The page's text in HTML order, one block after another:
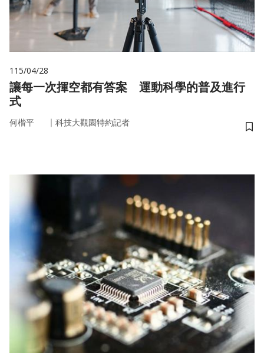
115/04/28
讓每一次揮空都有答案 運動科學的普及進行
式
何楷平 ｜ 科技大觀園特約記者
儲